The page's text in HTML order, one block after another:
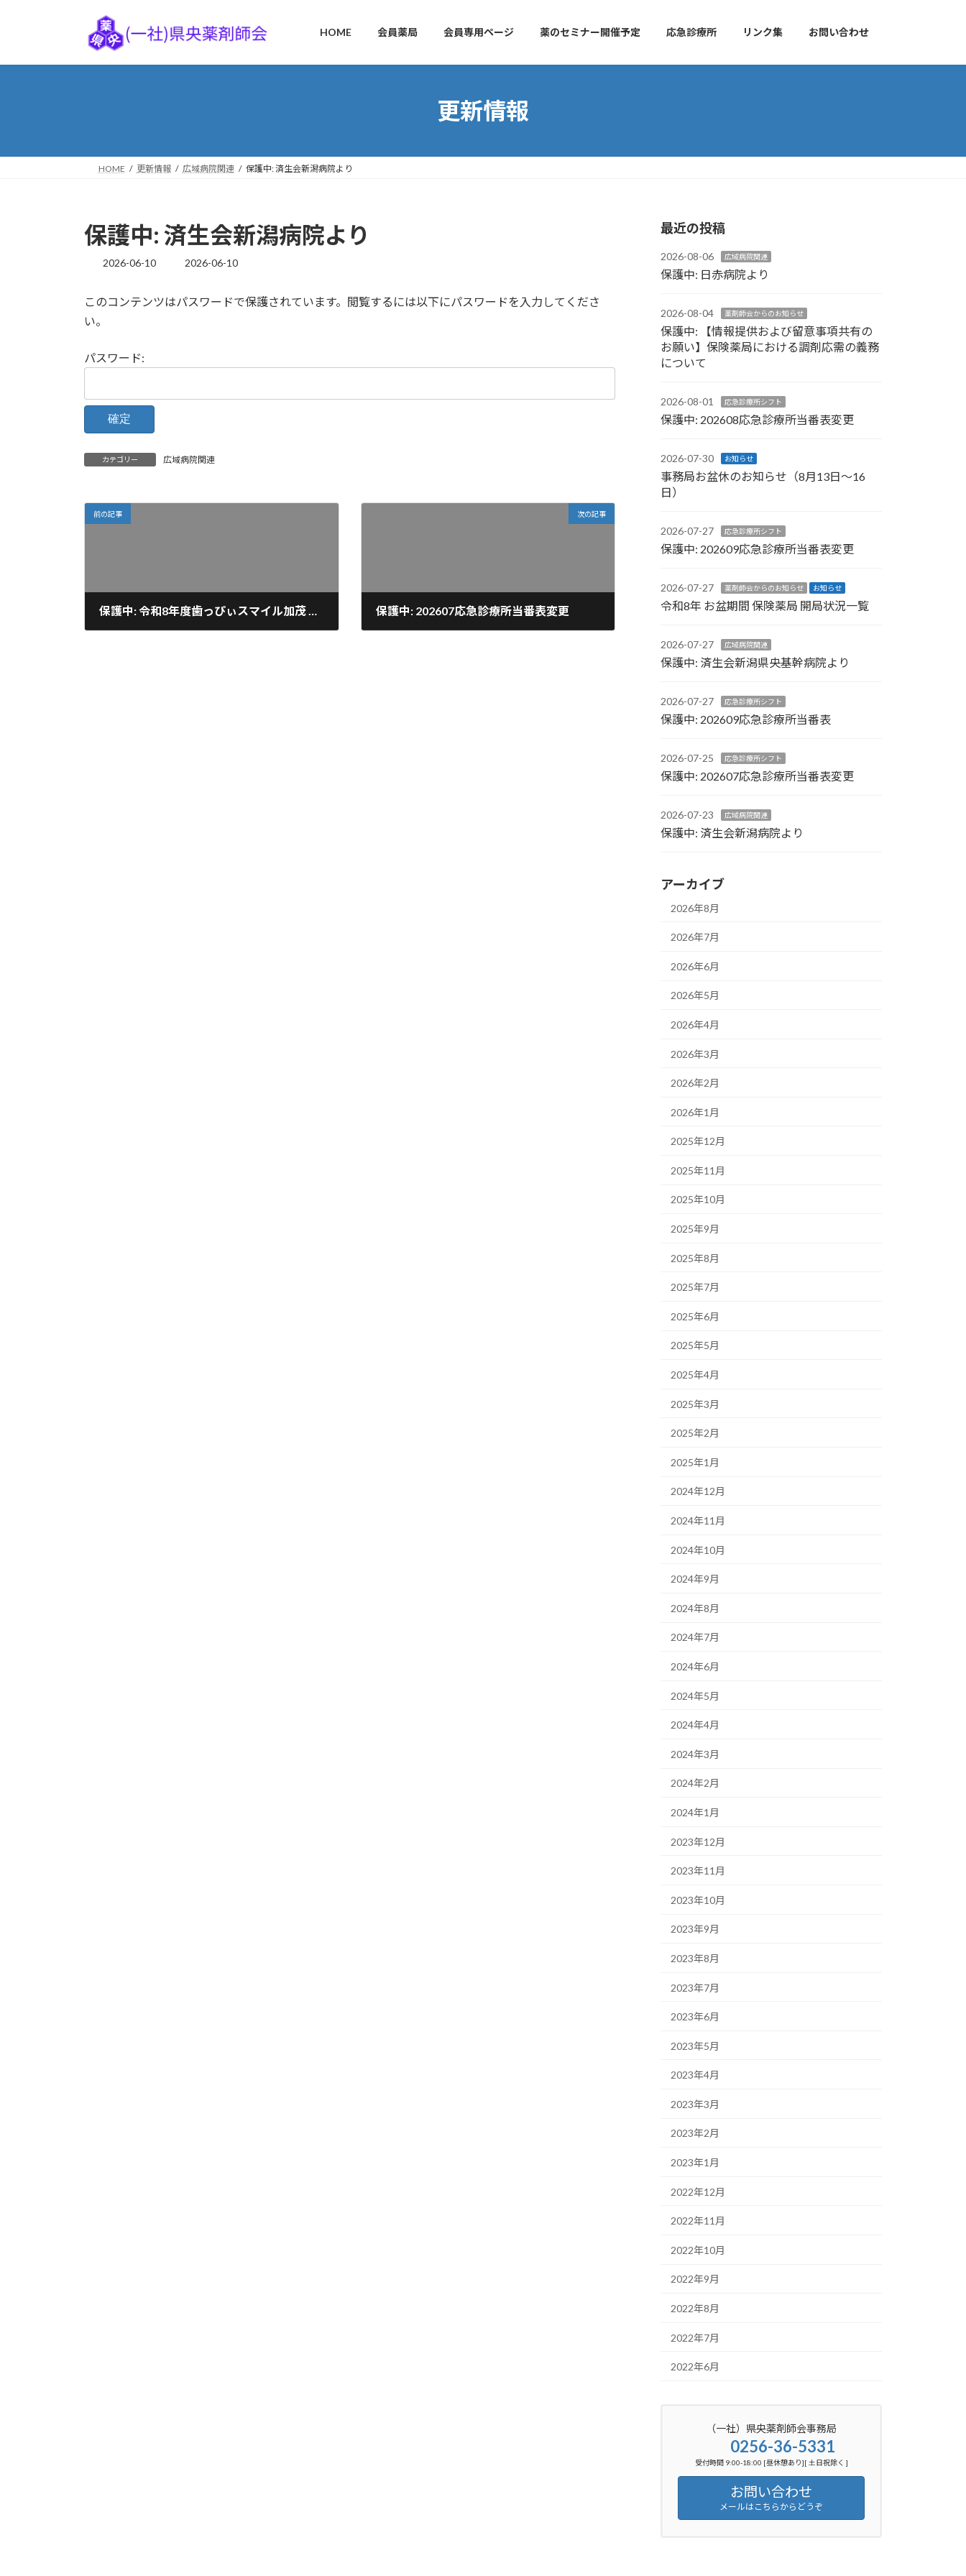
HOME 会員薬局 会員専用ページ 薬のセミナー開催予定 応急診療所 リンク集 お問い合わせ
更新情報
HOME 更新情報 広域病院関連 保護中: 済生会新潟病院より
保護中: 済生会新潟病院より
2026-06-10
最
新
2026-06-10
このコンテンツはパスワードで保護されています。閲覧するには以下にパスワードを入力してくださ
い。
パスワード:
カテゴリー 広域病院関連
前の記事
保護中: 令和8年度歯っぴぃスマイル加茂 ブース出展（R8.06.07）活動報告
次の記事
保護中: 202607応急診療所当番表変更
最近の投稿
2026-08-06 広域病院関連
保護中: 日赤病院より
2026-08-04 薬剤師会からのお知らせ
保護中: 【情報提供および留意事項共有の
お願い】保険薬局における調剤応需の義務
について
2026-08-01 応急診療所シフト
保護中: 202608応急診療所当番表変更
2026-07-30 お知らせ
事務局お盆休のお知らせ（8月13日～16
日）
2026-07-27 応急診療所シフト
保護中: 202609応急診療所当番表変更
2026-07-27 薬剤師会からのお知らせ お知らせ
令和8年 お盆期間 保険薬局 開局状況一覧
2026-07-27 広域病院関連
保護中: 済生会新潟県央基幹病院より
2026-07-27 応急診療所シフト
保護中: 202609応急診療所当番表
2026-07-25 応急診療所シフト
保護中: 202607応急診療所当番表変更
2026-07-23 広域病院関連
保護中: 済生会新潟病院より
アーカイブ
2026年8月
2026年7月
2026年6月
2026年5月
2026年4月
2026年3月
2026年2月
2026年1月
2025年12月
2025年11月
2025年10月
2025年9月
2025年8月
2025年7月
2025年6月
2025年5月
2025年4月
2025年3月
2025年2月
2025年1月
2024年12月
2024年11月
2024年10月
2024年9月
2024年8月
2024年7月
2024年6月
2024年5月
2024年4月
2024年3月
2024年2月
2024年1月
2023年12月
2023年11月
2023年10月
2023年9月
2023年8月
2023年7月
2023年6月
2023年5月
2023年4月
2023年3月
2023年2月
2023年1月
2022年12月
2022年11月
2022年10月
2022年9月
2022年8月
2022年7月
2022年6月
（一社）県央薬剤師会事務局
0256-36-5331
受付時間 9:00-18:00 [昼休憩あり][ 土日祝除く ]
お問い合わせ
メールはこちらからどうぞ